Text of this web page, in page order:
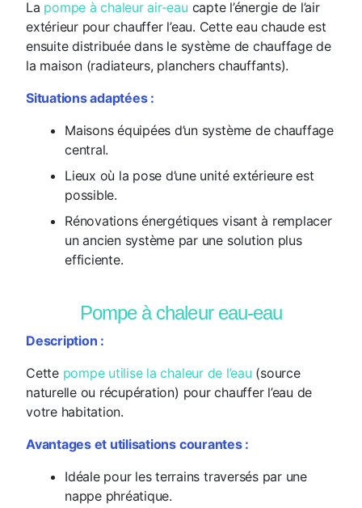
La pompe à chaleur air-eau capte l’énergie de l’air
extérieur pour chauffer l’eau. Cette eau chaude est
ensuite distribuée dans le système de chauffage de
la maison (radiateurs, planchers chauffants).
Situations adaptées :
Maisons équipées d’un système de chauffage
central.
Lieux où la pose d’une unité extérieure est
possible.
Rénovations énergétiques visant à remplacer
un ancien système par une solution plus
efficiente.
Pompe à chaleur eau-eau
Description :
Cette pompe utilise la chaleur de l’eau (source
naturelle ou récupération) pour chauffer l’eau de
votre habitation.
Avantages et utilisations courantes :
Idéale pour les terrains traversés par une
nappe phréatique.